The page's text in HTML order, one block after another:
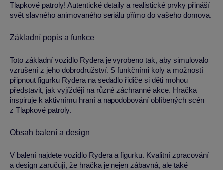
Tlapkové patroly! Autentické detaily a realistické prvky přináší
svět slavného animovaného seriálu přímo do vašeho domova.
Základní popis a funkce
Toto základní vozidlo Rydera je vyrobeno tak, aby simulovalo
vzrušení z jeho dobrodružství. S funkčními koly a možností
připnout figurku Rydera na sedadlo řidiče si děti mohou
představit, jak vyjíždějí na různé záchranné akce. Hračka
inspiruje k aktivnímu hraní a napodobování oblíbených scén
z Tlapkové patroly.
Obsah balení a design
V balení najdete vozidlo Rydera a figurku. Kvalitní zpracování
a design zaručují, že hračka je nejen zábavná, ale také